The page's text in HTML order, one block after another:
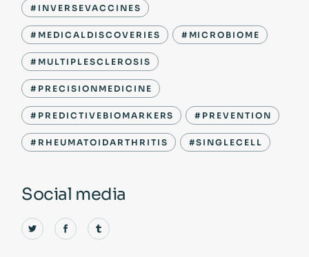
#INVERSEVACCINES
#MEDICALDISCOVERIES #MICROBIOME
#MULTIPLESCLEROSIS
#PRECISIONMEDICINE
#PREDICTIVEBIOMARKERS #PREVENTION
#RHEUMATOIDARTHRITIS #SINGLECELL
Social media